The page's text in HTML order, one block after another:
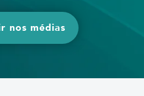
nos médias